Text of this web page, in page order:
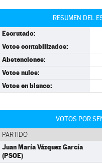
RESUMEN DEL
Escrutado:
Votos contabilizados:
Abstenciones:
Votos nulos:
Votos en blanco:
VOTOS POR
PARTIDO
Juan María Vázquez García
(PSOE)